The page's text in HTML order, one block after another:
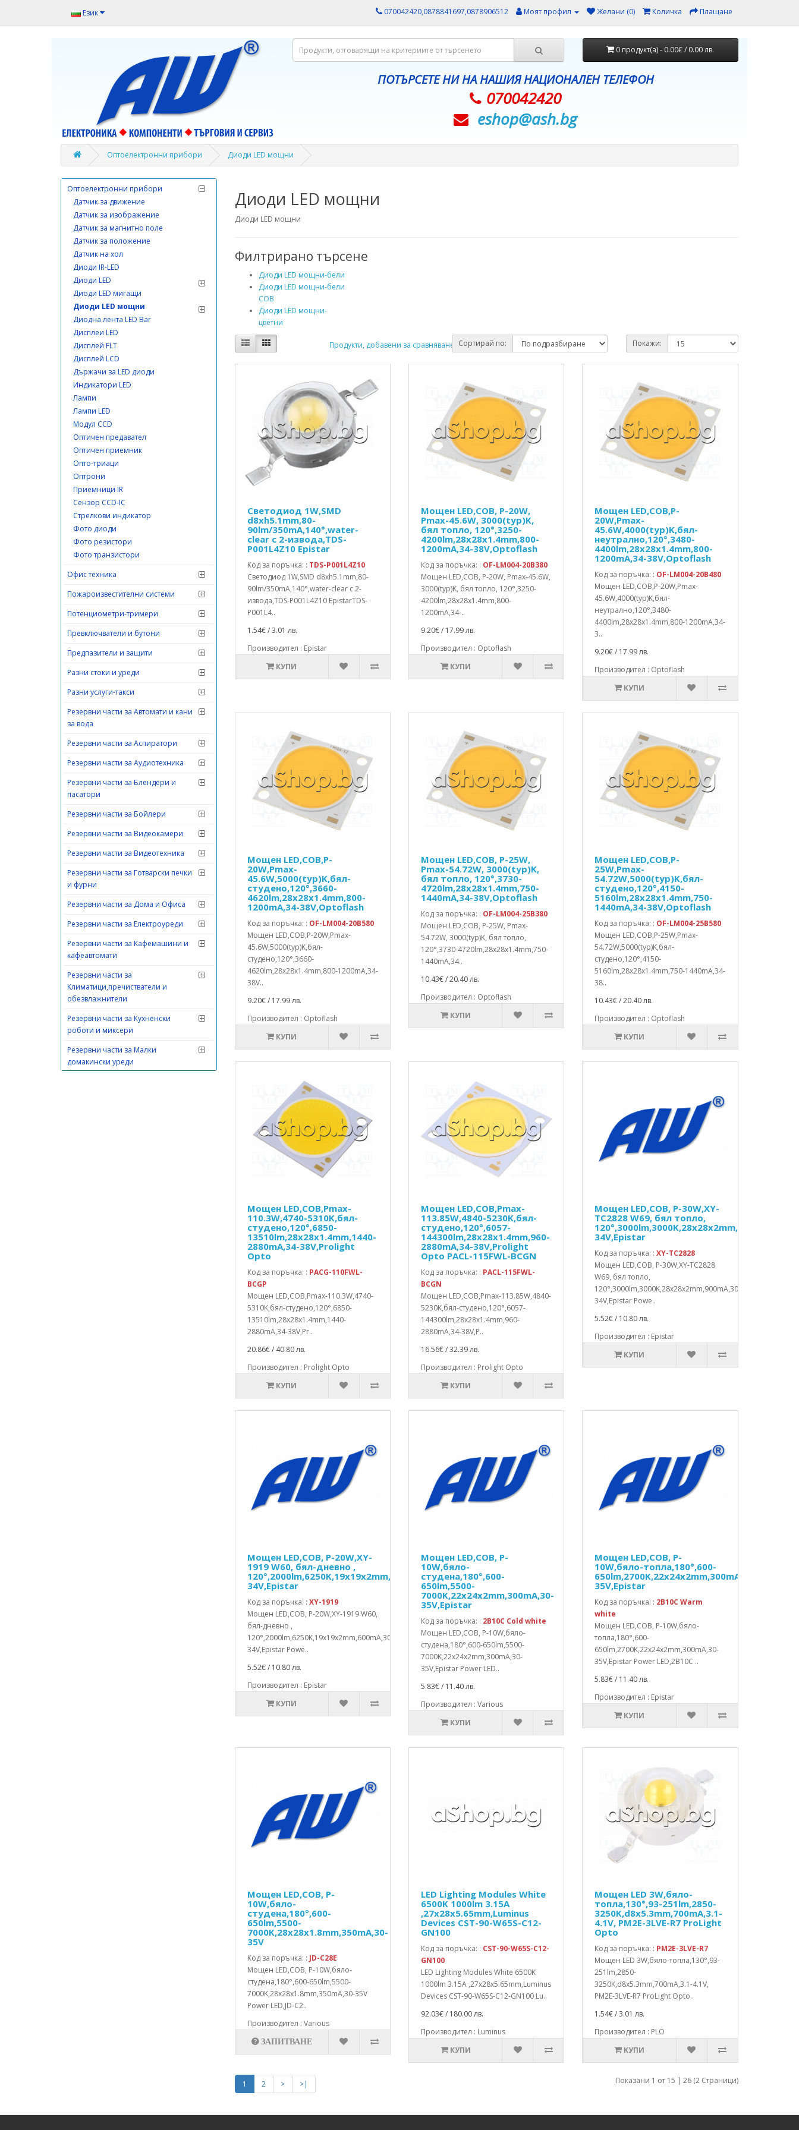
Език 070042420,0878841697,0878906512 Моят профил Желани (0) Количка Плащане
0 продукт(а) - 0.00€ / 0.00 лв.
ПОТЪРСЕТЕ НИ НА НАШИЯ НАЦИОНАЛЕН ТЕЛЕФОН
070042420
eshop@­ash.bg
Оптоелектронни прибори Диоди LED мощни
Компютри и аксесоари
Кондензатори електролитни
Кондензатори танталови
Крепежни елементи
Кутии
Лампи и др.разни
Масла и греси
Оптоелектронни прибори
Датчик за движение
Датчик за изображение
Датчик за магнитно поле
Датчик за положение
Датчик на хол
Диоди IR-LED
Диоди LED
Диоди LED мигащи
Диоди LED мощни
Диодна лента LED Bar
Дисплеи LED
Дисплей FLT
Дисплей LCD
Държачи за LED диоди
Индикатори LED
Лампи
Лампи LED
Модул CCD
Оптичен предавател
Оптичен приемник
Опто-триаци
Оптрони
Приемници IR
Сензор CCD-IC
Стрелкови индикатор
Фото диоди
Фото резистори
Фото транзистори
Офис техника
Пожароизвестителни системи
Потенциометри-тримери
Превключватели и бутони
Предпазители и защити
Разни стоки и уреди
Разни услуги-такси
Резервни части за Автомати и кани
за вода
Резервни части за Аспиратори
Резервни части за Аудиотехника
Резервни части за Блендери и
пасатори
Резервни части за Бойлери
Резервни части за Видеокамери
Резервни части за Видеотехника
Резервни части за Готварски печки
и фурни
Резервни части за Дома и Офиса
Резервни части за Електроуреди
Резервни части за Кафемашини и
кафеавтомати
Резервни части за
Климатици,пречистватели и
обезвлажнители
Резервни части за Кухненски
роботи и миксери
Резервни части за Малки
домакински уреди
Диоди LED мощни
Диоди LED мощни
Филтрирано търсене
Диоди LED мощни-бели
Диоди LED мощни-бели
COB
Диоди LED мощни-
цветни
Продукти, добавени за сравняване: (0)Сортирай по: Покажи:
Светодиод 1W,SMD
d8xh5.1mm,80-
90lm/350mA,140°,water-
clear с 2-извода,TDS-
P001L4Z10 Epistar
Код за поръчка: : TDS-P001L4Z10
Светодиод 1W,SMD d8xh5.1mm,80-
90lm/350mA,140°,water-clear с 2-
извода,TDS-P001L4Z10 EpistarTDS-
P001L4..
1.54€ / 3.01 лв.
Производител : Epistar
КУПИ
Мощен LED,COB, P-20W,
Pmax-45.6W, 3000(typ)K,
бял топло, 120°,3250-
4200lm,28x28x1.4mm,800-
1200mA,34-38V,Optoflash
Код за поръчка: : OF-LM004-20B380
Мощен LED,COB, P-20W, Pmax-45.6W,
3000(typ)K, бял топло, 120°,3250-
4200lm,28x28x1.4mm,800-
1200mA,34-..
9.20€ / 17.99 лв.
Производител : Optoflash
КУПИ
Мощен LED,COB,P-
20W,Pmax-
45.6W,4000(typ)K,бял-
неутрално,120°,3480-
4400lm,28x28x1.4mm,800-
1200mA,34-38V,Optoflash
Код за поръчка: : OF-LM004-20B480
Мощен LED,COB,P-20W,Pmax-
45.6W,4000(typ)K,бял-
неутрално,120°,3480-
4400lm,28x28x1.4mm,800-1200mA,34-
3..
9.20€ / 17.99 лв.
Производител : Optoflash
КУПИ
Мощен LED,COB,P-
20W,Pmax-
45.6W,5000(typ)K,бял-
студено,120°,3660-
4620lm,28x28x1.4mm,800-
1200mA,34-38V,Optoflash
Код за поръчка: : OF-LM004-20B580
Мощен LED,COB,P-20W,Pmax-
45.6W,5000(typ)K,бял-
студено,120°,3660-
4620lm,28x28x1.4mm,800-1200mA,34-
38V..
9.20€ / 17.99 лв.
Производител : Optoflash
КУПИ
Мощен LED,COB, P-25W,
Pmax-54.72W, 3000(typ)K,
бял топло, 120°,3730-
4720lm,28x28x1.4mm,750-
1440mA,34-38V,Optoflash
Код за поръчка: : OF-LM004-25B380
Мощен LED,COB, P-25W, Pmax-
54.72W, 3000(typ)K, бял топло,
120°,3730-4720lm,28x28x1.4mm,750-
1440mA,34..
10.43€ / 20.40 лв.
Производител : Optoflash
КУПИ
Мощен LED,COB,P-
25W,Pmax-
54.72W,5000(typ)K,бял-
студено,120°,4150-
5160lm,28x28x1.4mm,750-
1440mA,34-38V,Optoflash
Код за поръчка: : OF-LM004-25B580
Мощен LED,COB,P-25W,Pmax-
54.72W,5000(typ)K,бял-
студено,120°,4150-
5160lm,28x28x1.4mm,750-1440mA,34-
38..
10.43€ / 20.40 лв.
Производител : Optoflash
КУПИ
Мощен LED,COB,Pmax-
110.3W,4740-5310K,бял-
студено,120°,6850-
13510lm,28x28x1.4mm,1440-
2880mA,34-38V,Prolight
Opto
Код за поръчка: : PACG-110FWL-
BCGP
Мощен LED,COB,Pmax-110.3W,4740-
5310K,бял-студено,120°,6850-
13510lm,28x28x1.4mm,1440-
2880mA,34-38V,Pr..
20.86€ / 40.80 лв.
Производител : Prolight Opto
КУПИ
Мощен LED,COB,Pmax-
113.85W,4840-5230K,бял-
студено,120°,6057-
144300lm,28x28x1.4mm,960-
2880mA,34-38V,Prolight
Opto PACL-115FWL-BCGN
Код за поръчка: : PACL-115FWL-
BCGN
Мощен LED,COB,Pmax-113.85W,4840-
5230K,бял-студено,120°,6057-
144300lm,28x28x1.4mm,960-
2880mA,34-38V,P..
16.56€ / 32.39 лв.
Производител : Prolight Opto
КУПИ
Мощен LED,COB, P-30W,XY-
TC2828 W69, бял топло,
120°,3000lm,3000K,28x28x2mm,900mA,30-
34V,Epistar
Код за поръчка: :XY-TC2828
Мощен LED,COB, P-30W,XY-TC2828
W69, бял топло,
120°,3000lm,3000K,28x28x2mm,900mA,30-
34V,Epistar Powe..
5.52€ / 10.80 лв.
Производител : Epistar
КУПИ
Мощен LED,COB, P-20W,XY-
1919 W60, бял-дневно ,
120°,2000lm,6250K,19x19x2mm,600mA,30-
34V,Epistar
Код за поръчка: : XY-1919
Мощен LED,COB, P-20W,XY-1919 W60,
бял-дневно ,
120°,2000lm,6250K,19x19x2mm,600mA,30-
34V,Epistar Powe..
5.52€ / 10.80 лв.
Производител : Epistar
КУПИ
Мощен LED,COB, P-
10W,бяло-
студена,180°,600-
650lm,5500-
7000K,22x24x2mm,300mA,30-
35V,Epistar
Код за поръчка: : 2B10C Cold white
Мощен LED,COB, P-10W,бяло-
студена,180°,600-650lm,5500-
7000K,22x24x2mm,300mA,30-
35V,Epistar Power LED..
5.83€ / 11.40 лв.
Производител : Various
КУПИ
Мощен LED,COB, P-
10W,бяло-топла,180°,600-
650lm,2700K,22x24x2mm,300mA,30-
35V,Epistar
Код за поръчка: : 2B10C Warm
white
Мощен LED,COB, P-10W,бяло-
топла,180°,600-
650lm,2700K,22x24x2mm,300mA,30-
35V,Epistar Power LED,2B10C ..
5.83€ / 11.40 лв.
Производител : Epistar
КУПИ
Мощен LED,COB, P-
10W,бяло-
студена,180°,600-
650lm,5500-
7000K,28x28x1.8mm,350mA,30-
35V
Код за поръчка: : JD-C28E
Мощен LED,COB, P-10W,бяло-
студена,180°,600-650lm,5500-
7000K,28x28x1.8mm,350mA,30-35V
Power LED,JD-C2..
Производител : Various
ЗАПИТВАНЕ
LED Lighting Modules White
6500K 1000lm 3.15A
,27x28x5.65mm,Luminus
Devices CST-90-W65S-C12-
GN100
Код за поръчка: : CST-90-W65S-C12-
GN100
LED Lighting Modules White 6500K
1000lm 3.15A ,27x28x5.65mm,Luminus
Devices CST-90-W65S-C12-GN100 Lu..
92.03€ / 180.00 лв.
Производител : Luminus
КУПИ
Мощен LED 3W,бяло-
топла,130°,93-251lm,2850-
3250K,d8x5.3mm,700mA,3.1-
4.1V, PM2E-3LVE-R7 ProLight
Opto
Код за поръчка: : PM2E-3LVE-R7
Мощен LED 3W,бяло-топла,130°,93-
251lm,2850-
3250K,d8x5.3mm,700mA,3.1-4.1V,
PM2E-3LVE-R7 ProLight Opto..
1.54€ / 3.01 лв.
Производител : PLO
КУПИ
1 2 > >| Показани 1 от 15 | 26 (2 Страници)